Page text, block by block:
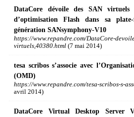
DataCore dévoile des SAN
d’optimisation Flash dans sa
génération SANsymphony-V10
https://www.repandre.com/DataCore-
virtuels,40380.html (7 mai 2014)
tesa scribos s’associe avec
(OMD)
https://www.repandre.com/tesa-scribos-s-
avril 2014)
DataCore Virtual Desktop Server